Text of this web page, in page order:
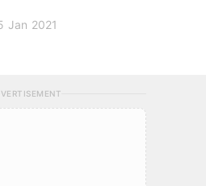
Jan 2021
著作有《2020質優免費幼稚園》、
不一樣的家長》等二十八本。